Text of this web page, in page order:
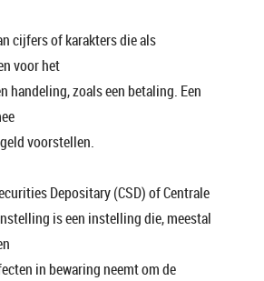
cijfers of karakters die als
voor het
handeling, zoals een betaling. Een
voorstellen.
Depositary (CSD) of Centrale
is een instelling die, meestal
in bewaring neemt om de